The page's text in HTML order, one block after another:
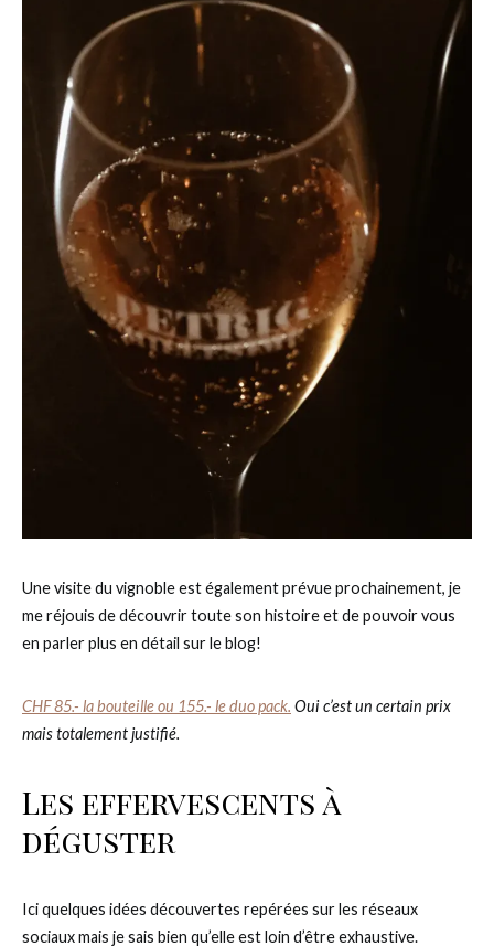
Une visite du vignoble est également prévue prochainement, je
me réjouis de découvrir toute son histoire et de pouvoir vous
en parler plus en détail sur le blog!
CHF 85.- la bouteille ou 155.- le duo pack. Oui c’est un certain prix
mais totalement justifié.
Les effervescents à
déguster
Ici quelques idées découvertes repérées sur les réseaux
sociaux mais je sais bien qu’elle est loin d’être exhaustive.